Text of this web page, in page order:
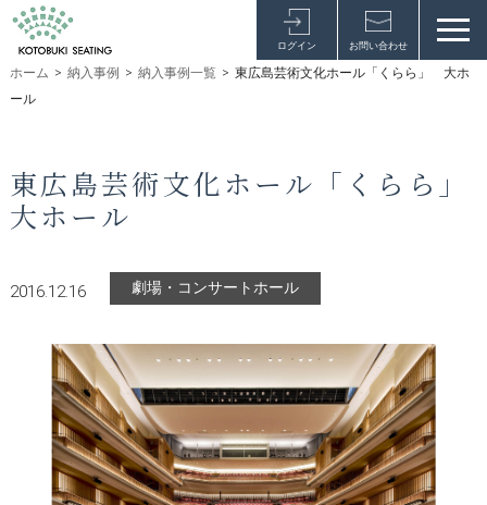
ログイン お問い合わせ
ホーム > 納入事例 > 納入事例一覧 > 東広島芸術文化ホール「くらら」 大ホ
ール
東広島芸術文化ホール「くらら」
大ホール
2016.12.16 劇場・コンサートホール